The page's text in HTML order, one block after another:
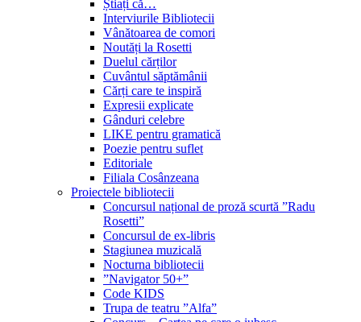
Știați că…
Interviurile Bibliotecii
Vânătoarea de comori
Noutăți la Rosetti
Duelul cărților
Cuvântul săptămânii
Cărți care te inspiră
Expresii explicate
Gânduri celebre
LIKE pentru gramatică
Poezie pentru suflet
Editoriale
Filiala Cosânzeana
Proiectele bibliotecii
Concursul național de proză scurtă ”Radu
Rosetti”
Concursul de ex-libris
Stagiunea muzicală
Nocturna bibliotecii
”Navigator 50+”
Code KIDS
Trupa de teatru ”Alfa”